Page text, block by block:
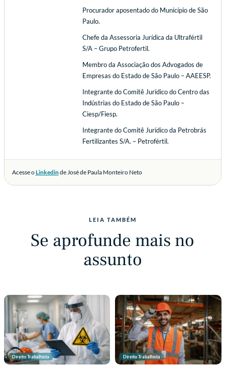
Procurador aposentado do Município de São
Paulo.
Chefe da Assessoria Jurídica da Ultrafértil
S/A – Grupo Petrofertil.
Membro da Associação dos Advogados de
Empresas do Estado de São Paulo – AAEESP.
Integrante do Comitê Jurídico do Centro das
Indústrias do Estado de São Paulo –
Ciesp/Fiesp.
Integrante do Comitê Jurídico da Petrobrás
Fertilizantes S/A. – Petrofértil.
Acesse oLinkedinde José de Paula Monteiro Neto
LEIA TAMBÉM
Se aprofunde mais no
assunto
Direito Trabalhista Direito Trabalhista